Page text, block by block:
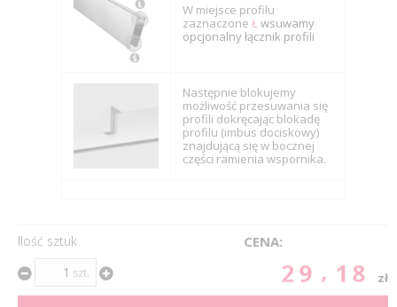
W miejsce profilu
zaznaczone Łwsuwamy
opcjonalny łącznik profili
Następnie blokujemy
możliwość przesuwania się
profili dokręcając blokadę
profilu (imbus dociskowy)
znajdującą się w bocznej
części ramienia wspornika.
Ilość sztuk
szt.
CENA:
29.18 zł